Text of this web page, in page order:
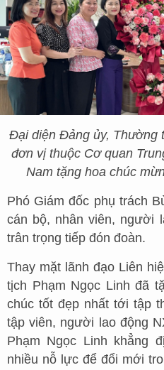
Đại diện Đảng ủy, Thường
đơn vị thuộc Cơ quan
Nam tặng hoa chúc
Phó Giám đốc phụ trách
cán bộ, nhân viên, người
trân trọng tiếp đón đoàn.
Thay mặt lãnh đạo Liên
tịch Phạm Ngọc Linh đã
chúc tốt đẹp nhất tới tập
tập viên, người lao động
Phạm Ngọc Linh khẳng
nhiều nỗ lực để đổi mới